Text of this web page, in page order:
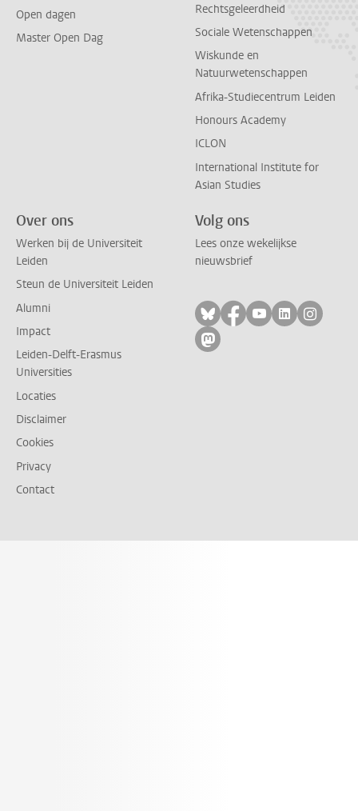
Open dagen
Master Open Dag
Rechtsgeleerdheid
Sociale Wetenschappen
Wiskunde en
Natuurwetenschappen
Afrika-Studiecentrum Leiden
Honours Academy
ICLON
International Institute for
Asian Studies
Over ons
Werken bij de Universiteit
Leiden
Steun de Universiteit Leiden
Alumni
Impact
Leiden-Delft-Erasmus
Universities
Locaties
Disclaimer
Cookies
Privacy
Contact
Volg ons
Lees onze wekelijkse
nieuwsbrief
Volg ons op bluesky
Volg ons op
Volg ons op
Volg ons
Volg
Volg ons op mastodon